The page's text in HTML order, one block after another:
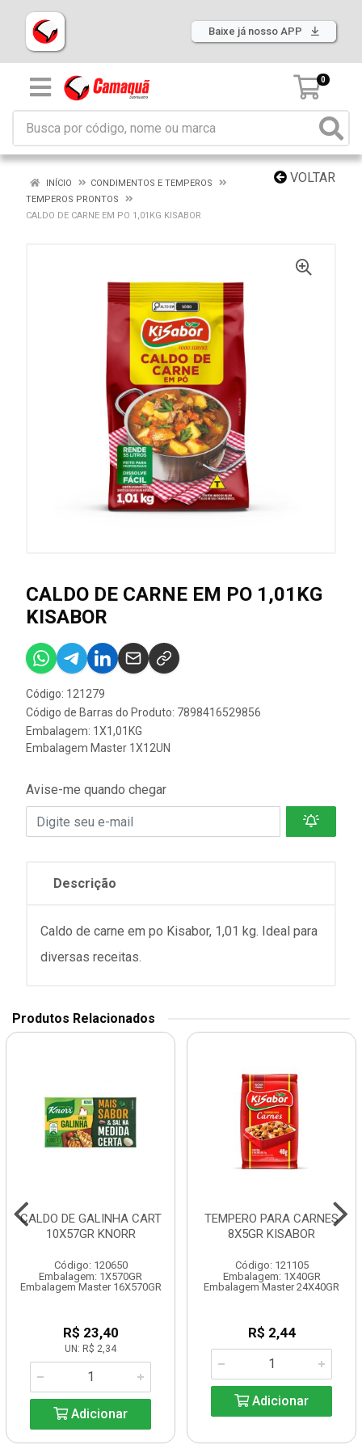
Baixe já nosso APP
0
VOLTAR
INÍCIO
CONDIMENTOS E TEMPEROS
TEMPEROS PRONTOS
CALDO DE CARNE EM PO 1,01KG KISABOR
CALDO DE CARNE EM PO 1,01KG
KISABOR
Código: 121279
Código de Barras do Produto: 7898416529856
Embalagem: 1X1,01KG
Embalagem Master 1X12UN
Avise-me quando chegar
Descrição
Caldo de carne em po Kisabor, 1,01 kg. Ideal para
diversas receitas.
Produtos Relacionados
CALDO DE GALINHA CART
10X57GR KNORR
Código: 120650
Embalagem: 1X570GR
Embalagem Master 16X570GR
R$ 23,40
UN: R$ 2,34
Adicionar
TEMPERO PARA CARNES
8X5GR KISABOR
Código: 121105
Embalagem: 1X40GR
Embalagem Master 24X40GR
R$ 2,44
Adicionar